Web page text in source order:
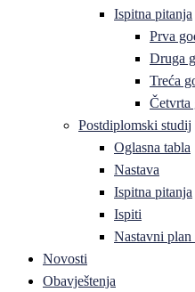
Ispitna pitanja
Prva
Druga
Treća
Četvrta
Postdiplomski studij
Oglasna tabla
Nastava
Ispitna pitanja
Ispiti
Nastavni plan
Novosti
Obavještenja